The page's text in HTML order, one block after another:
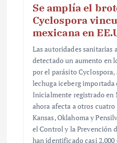
Se amplía el
Cyclospora
mexicana en
Las autoridades sanitarias
detectado un aumento en
por el parásito
lechuga iceberg importada
Inicialmente registrado en
ahora afecta a otros
Kansas, Oklahoma y
el Control y la Prevención
han identificado casi 2,000